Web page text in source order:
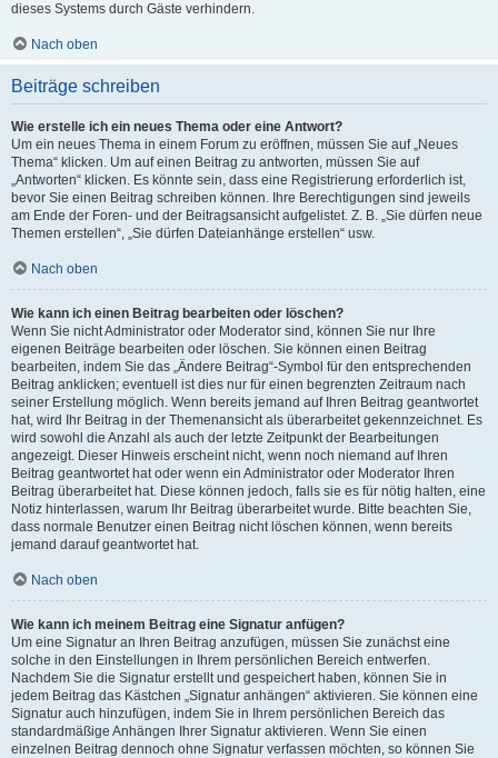
dieses Systems durch Gäste verhindern.
Nach oben
Beiträge schreiben
Wie erstelle ich ein neues Thema oder eine Antwort?
Um ein neues Thema in einem Forum zu eröffnen, müssen Sie auf „Neues
Thema“ klicken. Um auf einen Beitrag zu antworten, müssen Sie auf
„Antworten“ klicken. Es könnte sein, dass eine Registrierung erforderlich ist,
bevor Sie einen Beitrag schreiben können. Ihre Berechtigungen sind jeweils
am Ende der Foren- und der Beitragsansicht aufgelistet. Z. B. „Sie dürfen neue
Themen erstellen“, „Sie dürfen Dateianhänge erstellen“ usw.
Nach oben
Wie kann ich einen Beitrag bearbeiten oder löschen?
Wenn Sie nicht Administrator oder Moderator sind, können Sie nur Ihre
eigenen Beiträge bearbeiten oder löschen. Sie können einen Beitrag
bearbeiten, indem Sie das „Ändere Beitrag“-Symbol für den entsprechenden
Beitrag anklicken; eventuell ist dies nur für einen begrenzten Zeitraum nach
seiner Erstellung möglich. Wenn bereits jemand auf Ihren Beitrag geantwortet
hat, wird Ihr Beitrag in der Themenansicht als überarbeitet gekennzeichnet. Es
wird sowohl die Anzahl als auch der letzte Zeitpunkt der Bearbeitungen
angezeigt. Dieser Hinweis erscheint nicht, wenn noch niemand auf Ihren
Beitrag geantwortet hat oder wenn ein Administrator oder Moderator Ihren
Beitrag überarbeitet hat. Diese können jedoch, falls sie es für nötig halten, eine
Notiz hinterlassen, warum Ihr Beitrag überarbeitet wurde. Bitte beachten Sie,
dass normale Benutzer einen Beitrag nicht löschen können, wenn bereits
jemand darauf geantwortet hat.
Nach oben
Wie kann ich meinem Beitrag eine Signatur anfügen?
Um eine Signatur an Ihren Beitrag anzufügen, müssen Sie zunächst eine
solche in den Einstellungen in Ihrem persönlichen Bereich entwerfen.
Nachdem Sie die Signatur erstellt und gespeichert haben, können Sie in
jedem Beitrag das Kästchen „Signatur anhängen“ aktivieren. Sie können eine
Signatur auch hinzufügen, indem Sie in Ihrem persönlichen Bereich das
standardmäßige Anhängen Ihrer Signatur aktivieren. Wenn Sie einen
einzelnen Beitrag dennoch ohne Signatur verfassen möchten, so können Sie